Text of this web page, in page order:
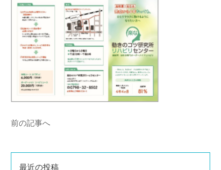
前の記事へ
最近の投稿